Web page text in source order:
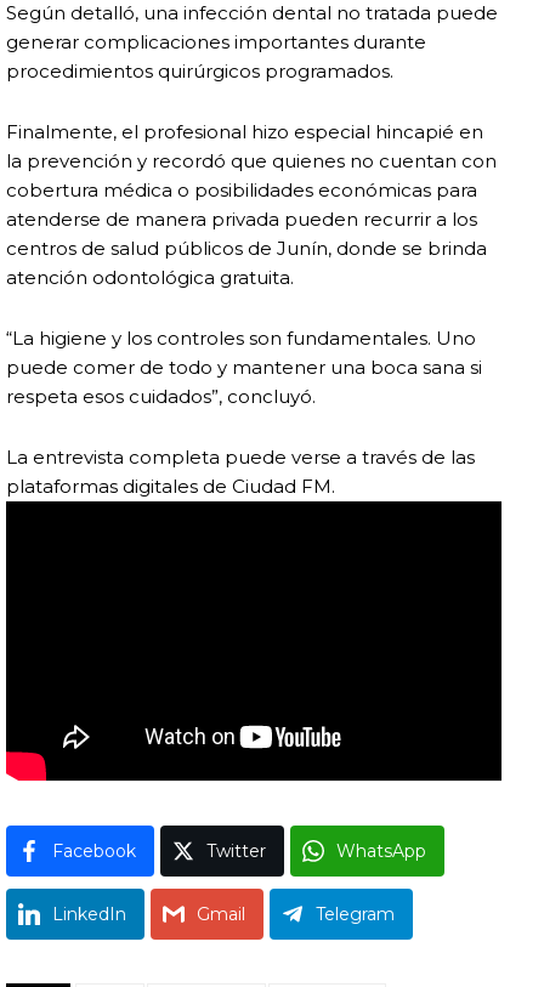
Según detalló, una infección dental no tratada puede
generar complicaciones importantes durante
procedimientos quirúrgicos programados.
Finalmente, el profesional hizo especial hincapié en
la prevención y recordó que quienes no cuentan con
cobertura médica o posibilidades económicas para
atenderse de manera privada pueden recurrir a los
centros de salud públicos de Junín, donde se brinda
atención odontológica gratuita.
“La higiene y los controles son fundamentales. Uno
puede comer de todo y mantener una boca sana si
respeta esos cuidados”, concluyó.
La entrevista completa puede verse a través de las
plataformas digitales de Ciudad FM.
Facebook Twitter WhatsApp
LinkedIn Gmail Telegram